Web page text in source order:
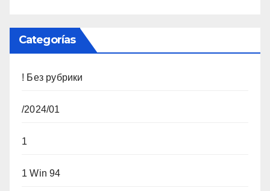
Categorías
! Без рубрики
/2024/01
1
1 Win 94